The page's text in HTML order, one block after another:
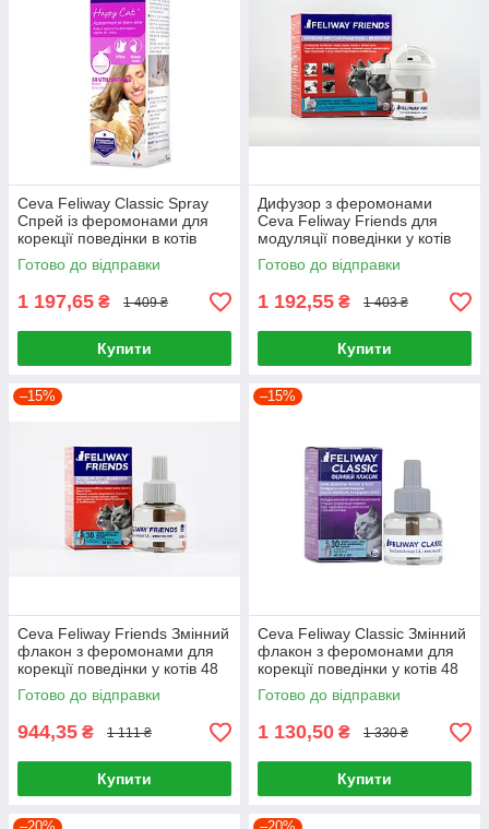
Ceva Feliway Classic Spray
Спрей із феромонами для
корекції поведінки в котів
60мл
Готово до відправки
1 197,65 ₴ 1 409 ₴
Купити
Дифузор з феромонами
Ceva Feliway Friends для
модуляції поведінки у котів
48 мл
Готово до відправки
1 192,55 ₴ 1 403 ₴
Купити
–15%
Ceva Feliway Friends Змінний
флакон з феромонами для
корекції поведінки у котів 48
мл
Готово до відправки
944,35 ₴ 1 111 ₴
Купити
–15%
Ceva Feliway Classic Змінний
флакон з феромонами для
корекції поведінки у котів 48
мл
Готово до відправки
1 130,50 ₴ 1 330 ₴
Купити